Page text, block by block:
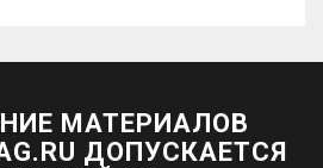
МАТЕРИАЛОВ
ДОПУСКАЕТСЯ